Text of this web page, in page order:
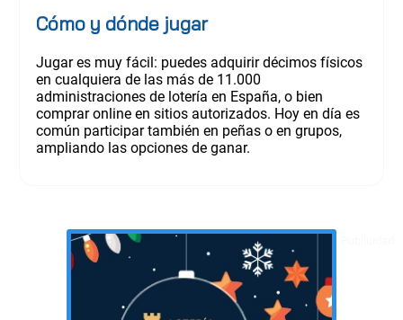
Cómo y dónde jugar
Jugar es muy fácil: puedes adquirir décimos físicos
en cualquiera de las más de 11.000
administraciones de lotería en España, o bien
comprar online en sitios autorizados. Hoy en día es
común participar también en peñas o en grupos,
ampliando las opciones de ganar.